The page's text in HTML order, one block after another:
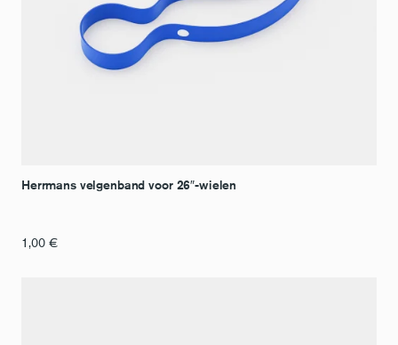
Herrmans velgenband voor 26″-wielen
1,00 €